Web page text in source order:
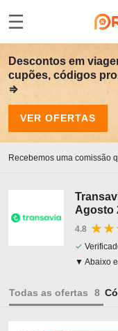
Descontos em
cupões, códigos
⇒
VER OFERTAS
Recebemos uma comissão
Agosto
4.8
✓
▼ Abaixo
Todas as ofertas